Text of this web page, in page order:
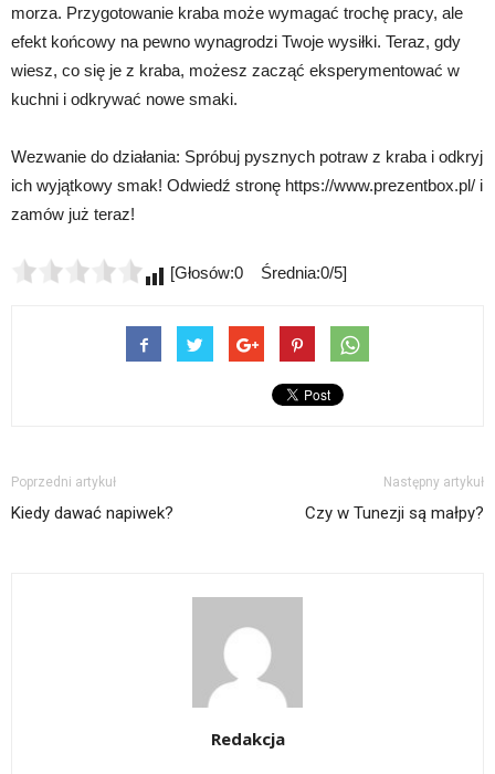
morza. Przygotowanie kraba może wymagać trochę pracy, ale
efekt końcowy na pewno wynagrodzi Twoje wysiłki. Teraz, gdy
wiesz, co się je z kraba, możesz zacząć eksperymentować w
kuchni i odkrywać nowe smaki.
Wezwanie do działania: Spróbuj pysznych potraw z kraba i odkryj
ich wyjątkowy smak! Odwiedź stronę https://www.prezentbox.pl/ i
zamów już teraz!
[Głosów:0 Średnia:0/5]
Poprzedni artykuł
Kiedy dawać napiwek?
Następny artykuł
Czy w Tunezji są małpy?
Redakcja